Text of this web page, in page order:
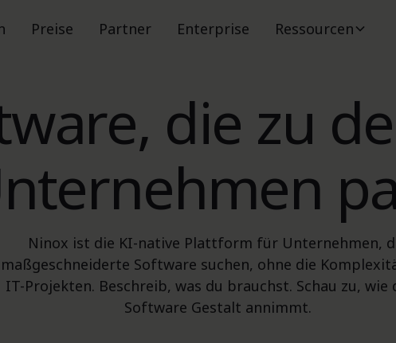
Preise Partner Enterprise Ressourcen
die zu
Ninox ist die KI-native Plattform für Unternehmen,
maßgeschneiderte Software suchen, ohne die
IT-Projekten. Beschreib, was du brauchst. Schau zu, wie
Software Gestalt annimmt.